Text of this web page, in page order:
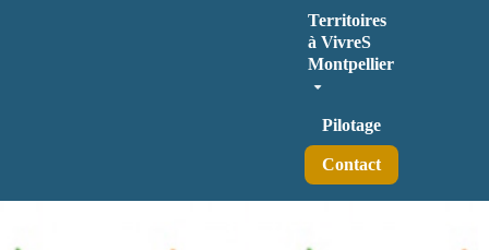
Territoires
à VivreS
Montpellier
Pilotage
Contact